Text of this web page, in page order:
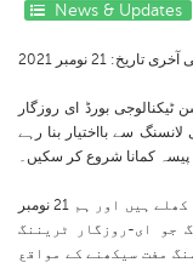
News & Updates
ٹیکنالوجی بورڈ ای روزگار
سے بااختیار بنا رہے
پیسہ کمانا شروع کر سکیں۔
آن کیمپس/فزیکل ٹریننگ کے لیے داخلے ابھی بھی کھلے ہیں اور ہم 21 نومبر
جو ای-روزگار ٹریننگ
مفت سیکھنے کے مواقع